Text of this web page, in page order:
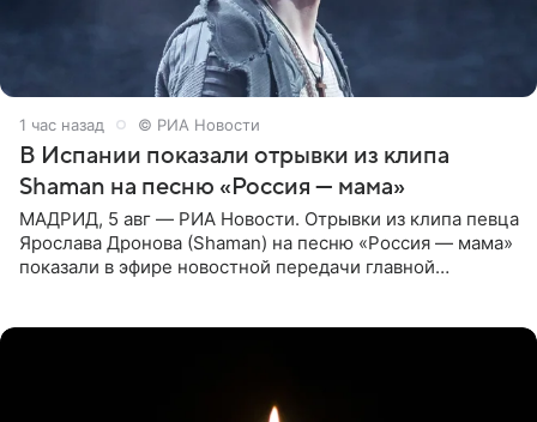
1 час назад © РИА Новости
В Испании показали отрывки из клипа
Shaman на песню «Россия — мама»
МАДРИД, 5 авг — РИА Новости. Отрывки из клипа певца
Ярослава Дронова (Shaman) на песню «Россия — мама»
показали в эфире новостной передачи главной